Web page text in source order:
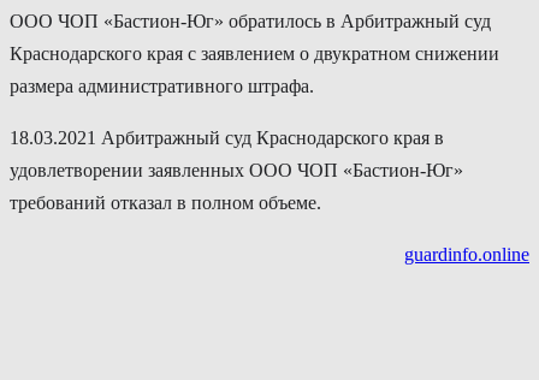
ООО ЧОП «Бастион-Юг» обратилось в Арбитражный суд
Краснодарского края с заявлением о двукратном снижении
размера административного штрафа.
18.03.2021 Арбитражный суд Краснодарского края в
удовлетворении заявленных ООО ЧОП «Бастион-Юг»
требований отказал в полном объеме.
guardinfo.online